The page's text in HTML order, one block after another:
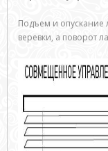
Подъем и опускание
веревки, а поворот